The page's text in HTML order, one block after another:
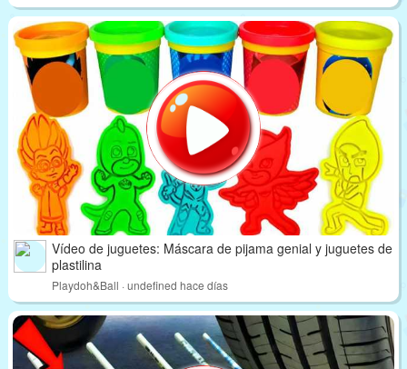
Vídeo de juguetes: Máscara de pijama genial y juguetes de
plastilina
Playdoh&Ball · undefined hace días